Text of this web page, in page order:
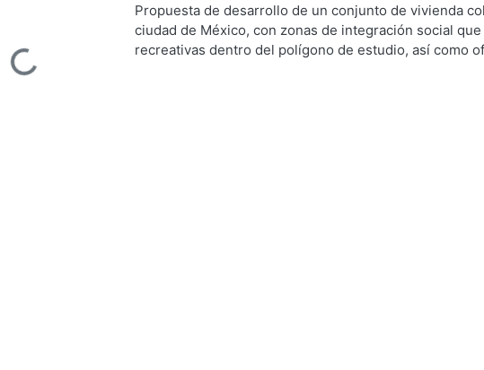
Loading...
de Servicios de Información.,2023-10)Lozano
Propuesta de desarrollo de un conjunto de vivienda
ciudad de México, con zonas de integración social
recreativas dentro del polígono de estudio, así como